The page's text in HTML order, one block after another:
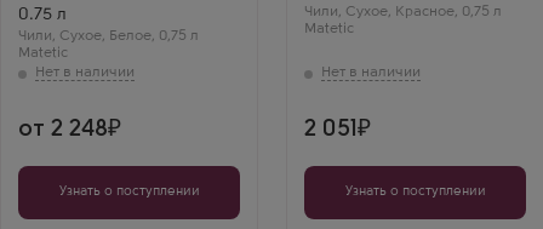
0.75 л
Чили, Сухое, Белое, 0,75 л
Matetic
Страна
Чили
Регион
Аконкагуа, Долина Сан
Антонио
Очень легкое и
освежающее вино,
для летнего пикника.
от 2 248
Узнать о поступлении
Чили, Сухое, Красное, 0,75 л
Matetic
Чили
Регион
Долина
2 051
Узнать о поступлении